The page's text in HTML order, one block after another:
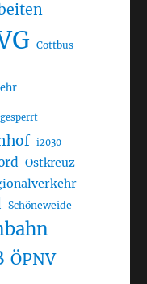
Cottbus
gesperrt
i2030
Ostkreuz
Schöneweide
ÖPNV